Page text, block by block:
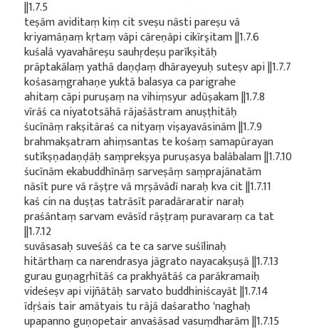
||1.7.5
teṣām aviditaṃ kiṃ cit sveṣu nāsti pareṣu vā
kriyamāṇaṃ kṛtaṃ vāpi cāreṇāpi cikīrṣitam ||1.7.6
kuśalā vyavahāreṣu sauhṛdeṣu parīkṣitāḥ
prāptakālaṃ yathā daṇḍaṃ dhārayeyuḥ suteṣv api ||1.7.7
kośasaṃgrahaṇe yuktā balasya ca parigrahe
ahitaṃ cāpi puruṣaṃ na vihiṃsyur adūṣakam ||1.7.8
vīrāś ca niyatotsāhā rājaśāstram anuṣṭhitāḥ
śucīnāṃ rakṣitāraś ca nityaṃ viṣayavāsinām ||1.7.9
brahmakṣatram ahiṃsantas te kośaṃ samapūrayan
sutīkṣṇadaṇḍāḥ saṃprekṣya puruṣasya balābalam ||1.7.10
śucīnām ekabuddhīnāṃ sarveṣāṃ saṃprajānatām
nāsīt pure vā rāṣṭre vā mṛṣāvādī naraḥ kva cit ||1.7.11
kaś cin na duṣṭas tatrāsīt paradāraratir naraḥ
praśāntaṃ sarvam evāsīd rāṣṭraṃ puravaraṃ ca tat
||1.7.12
suvāsasaḥ suveśāś ca te ca sarve suśīlinaḥ
hitārthaṃ ca narendrasya jāgrato nayacakṣuṣā ||1.7.13
gurau guṇagṛhītāś ca prakhyātāś ca parākramaiḥ
videśeṣv api vijñātāḥ sarvato buddhiniścayāt ||1.7.14
īdṛśais tair amātyais tu rājā daśaratho 'naghaḥ
upapanno guṇopetair anvaśāsad vasuṃdharām ||1.7.15